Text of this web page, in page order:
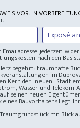
VOR. IN
Exposé
jederzeit
nach den
begehrt: traumhafte
im
Kern der "neuen" Stadt
Wasser und
seinen neuen
Bauvorhabens liegt
Traumgrundstück mit Blick